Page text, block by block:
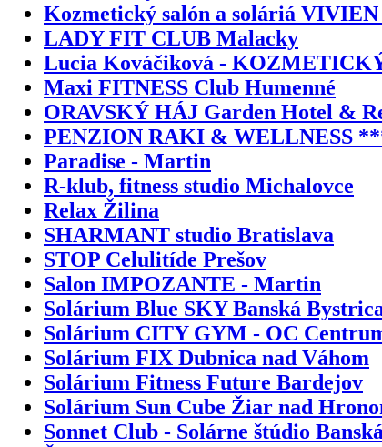
Kozmetický salón a soláriá
LADY FIT CLUB Malacky
Lucia Kováčiková -
Maxi FITNESS Club Humenné
ORAVSKÝ HÁJ Garden Hotel &
PENZION RAKI & WELLNESS
Paradise - Martin
R-klub, fitness studio Michalovce
Relax Žilina
SHARMANT studio Bratislava
STOP Celulitíde Prešov
Salon IMPOZANTE - Martin
Solárium Blue SKY Banská
Solárium CITY GYM - OC
Solárium FIX Dubnica nad Váhom
Solárium Fitness Future Bardejov
Solárium Sun Cube Žiar nad
Sonnet Club - Solárne štúdio